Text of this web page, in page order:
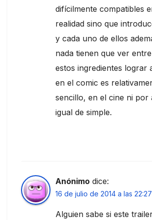
difícilmente compatibles
realidad sino que
y cada uno de ellos
nada tienen que ver
estos ingredientes lograr
en el comic es
sencillo, en el cine ni por
igual de simple.
Anónimo dice:
16 de julio de 2014 a las 22:27
Alguien sabe si este